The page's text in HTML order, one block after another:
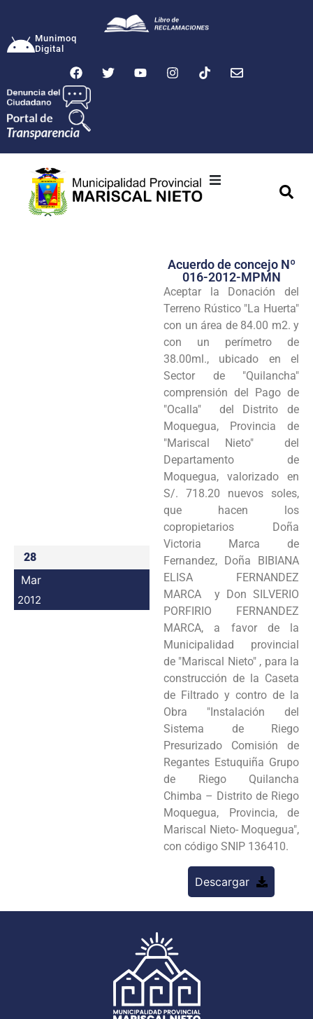
Munimoq
Digital
Transparencia
Seguridad
Programas
Intranet
28
Mar
2012
Acuerdo de concejo Nº
016-2012-MPMN
Aceptar la Donación del
Terreno Rústico "La Huerta"
con un área de 84.00 m2. y
con un perímetro de
38.00ml., ubicado en el
Sector de "Quilancha"
comprensión del Pago de
"Ocalla" del Distrito de
Moquegua, Provincia de
"Mariscal Nieto" del
Departamento de
Moquegua, valorizado en
S/. 718.20 nuevos soles,
que hacen los
copropietarios Doña
Victoria Marca de
Fernandez, Doña BIBIANA
ELISA FERNANDEZ
MARCA y Don SILVERIO
PORFIRIO FERNANDEZ
MARCA, a favor de la
Municipalidad provincial
de "Mariscal Nieto" , para la
construcción de la Caseta
de Filtrado y contro de la
Obra "Instalación del
Sistema de Riego
Presurizado Comisión de
Regantes Estuquiña Grupo
de Riego Quilancha
Chimba – Distrito de Riego
Moquegua, Provincia, de
Mariscal Nieto- Moquegua",
con código SNIP 136410.
Descargar